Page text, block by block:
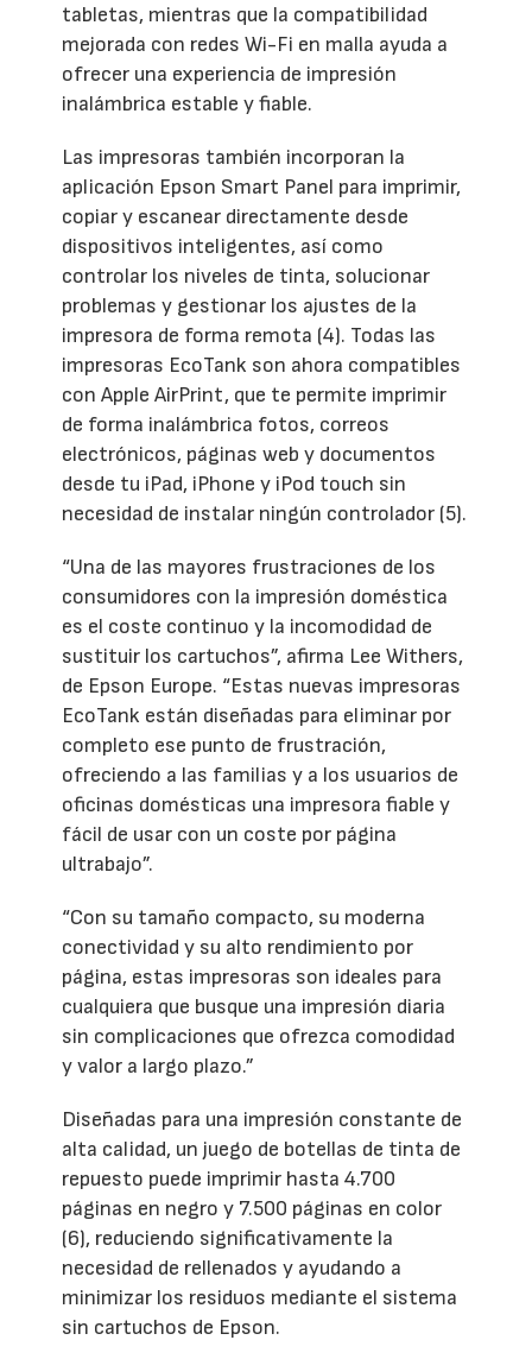
tabletas, mientras que la compatibilidad
mejorada con redes Wi-Fi en malla ayuda a
ofrecer una experiencia de impresión
inalámbrica estable y fiable.
Las impresoras también incorporan la
aplicación Epson Smart Panel para imprimir,
copiar y escanear directamente desde
dispositivos inteligentes, así como
controlar los niveles de tinta, solucionar
problemas y gestionar los ajustes de la
impresora de forma remota (4). Todas las
impresoras EcoTank son ahora compatibles
con Apple AirPrint, que te permite imprimir
de forma inalámbrica fotos, correos
electrónicos, páginas web y documentos
desde tu iPad, iPhone y iPod touch sin
necesidad de instalar ningún controlador (5).
“Una de las mayores frustraciones de los
consumidores con la impresión doméstica
es el coste continuo y la incomodidad de
sustituir los cartuchos”, afirma Lee Withers,
de Epson Europe. “Estas nuevas impresoras
EcoTank están diseñadas para eliminar por
completo ese punto de frustración,
ofreciendo a las familias y a los usuarios de
oficinas domésticas una impresora fiable y
fácil de usar con un coste por página
ultrabajo”.
“Con su tamaño compacto, su moderna
conectividad y su alto rendimiento por
página, estas impresoras son ideales para
cualquiera que busque una impresión diaria
sin complicaciones que ofrezca comodidad
y valor a largo plazo.”
Diseñadas para una impresión constante de
alta calidad, un juego de botellas de tinta de
repuesto puede imprimir hasta 4.700
páginas en negro y 7.500 páginas en color
(6), reduciendo significativamente la
necesidad de rellenados y ayudando a
minimizar los residuos mediante el sistema
sin cartuchos de Epson.